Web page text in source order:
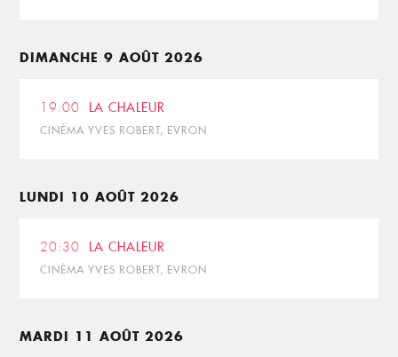
DIMANCHE 9 AOÛT 2026
19:00 LA CHALEUR
CINÉMA YVES ROBERT, EVRON
LUNDI 10 AOÛT 2026
20:30 LA CHALEUR
CINÉMA YVES ROBERT, EVRON
MARDI 11 AOÛT 2026